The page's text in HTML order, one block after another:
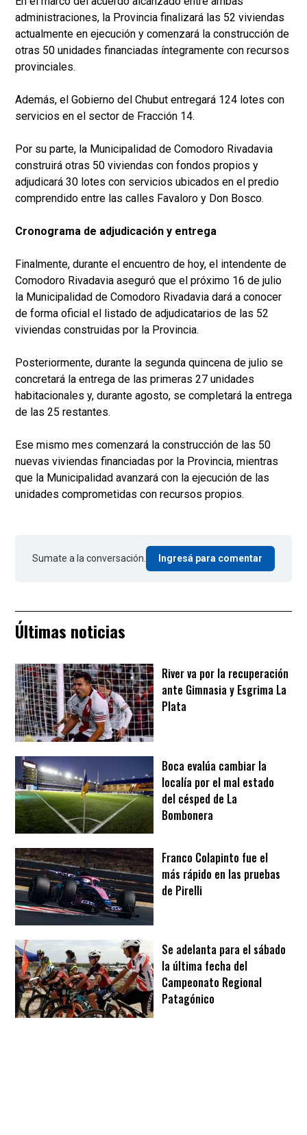
administraciones, la Provincia finalizará las 52 viviendas
actualmente en ejecución y comenzará la construcción de
otras 50 unidades financiadas íntegramente con recursos
provinciales.
Además, el Gobierno del Chubut entregará 124 lotes con
servicios en el sector de Fracción 14.
Por su parte, la Municipalidad de Comodoro Rivadavia
construirá otras 50 viviendas con fondos propios y
adjudicará 30 lotes con servicios ubicados en el predio
comprendido entre las calles Favaloro y Don Bosco.
Cronograma de adjudicación y entrega
Finalmente, durante el encuentro de hoy, el intendente de
Comodoro Rivadavia aseguró que el próximo 16 de julio
la Municipalidad de Comodoro Rivadavia dará a conocer
de forma oficial el listado de adjudicatarios de las 52
viviendas construidas por la Provincia.
Posteriormente, durante la segunda quincena de julio se
concretará la entrega de las primeras 27 unidades
habitacionales y, durante agosto, se completará la entrega
de las 25 restantes.
Ese mismo mes comenzará la construcción de las 50
nuevas viviendas financiadas por la Provincia, mientras
que la Municipalidad avanzará con la ejecución de las
unidades comprometidas con recursos propios.
Sumate a la conversación. Ingresá para comentar
Últimas noticias
River va por la recuperación
ante Gimnasia y Esgrima La
Plata
Boca evalúa cambiar la
localía por el mal estado
del césped de La
Bombonera
Franco Colapinto fue el
más rápido en las pruebas
de Pirelli
Se adelanta para el sábado
la última fecha del
Campeonato Regional
Patagónico